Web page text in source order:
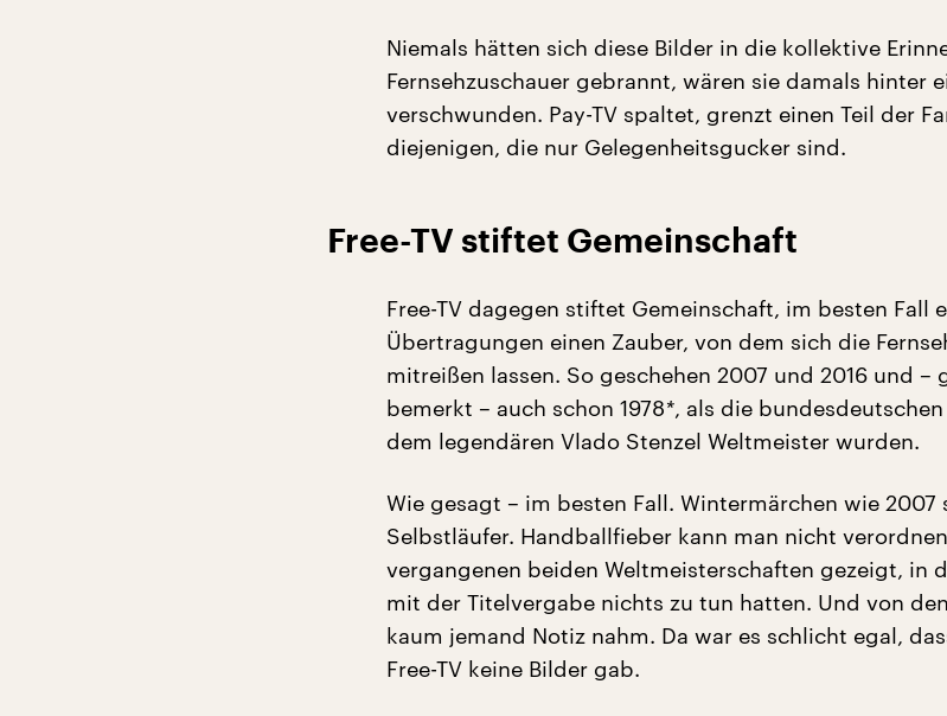
Niemals hätten sich diese Bilder in die kollektive
Fernsehzuschauer gebrannt, wären sie damals hinter
verschwunden. Pay-TV spaltet, grenzt einen Teil der
diejenigen, die nur Gelegenheitsgucker sind.
Free-TV stiftet Gemeinschaft
Free-TV dagegen stiftet Gemeinschaft, im besten Fall
Übertragungen einen Zauber, von dem sich die
mitreißen lassen. So geschehen 2007 und 2016 und –
bemerkt – auch schon 1978*, als die
dem legendären Vlado Stenzel Weltmeister wurden.
Wie gesagt – im besten Fall. Wintermärchen wie 2007
Selbstläufer. Handballfieber kann man nicht
vergangenen beiden Weltmeisterschaften gezeigt, in
mit der Titelvergabe nichts zu tun hatten. Und von
kaum jemand Notiz nahm. Da war es schlicht egal,
Free-TV keine Bilder gab.